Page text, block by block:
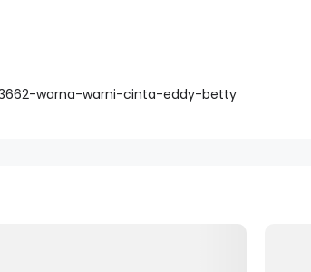
warna-warni-cinta-eddy-betty